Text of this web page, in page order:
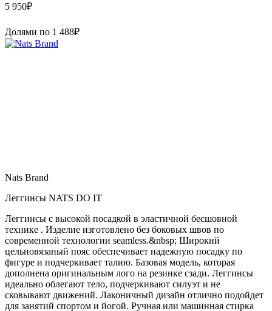
5 950₽
Долями по 1 488₽
Nats Brand
Леггинсы NATS DO IT
Леггинсы с высокой посадкой в эластичной бесшовной
технике . Изделие изготовлено без боковых швов по
современной технологии seamless.&nbsp; Широкий
цельновязаный пояс обеспечивает надежную посадку по
фигуре и подчеркивает талию. Базовая модель, которая
дополнена оригинальным лого на резинке сзади. Леггинсы
идеально облегают тело, подчеркивают силуэт и не
сковывают движений. Лаконичный дизайн отлично подойдет
для занятий спортом и йогой. Ручная или машинная стирка